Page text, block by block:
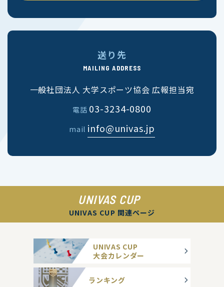
送り先
MAILING ADDRESS
一般社団法人 大学スポーツ協会 広報担当宛
電話 03-3234-0800
mail info@univas.jp
UNIVAS CUP
UNIVAS CUP 関連ページ
UNIVAS CUP
大会カレンダー
ランキング